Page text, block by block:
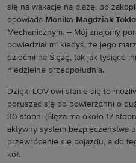
się na wakacje na plażę, bo
opowiada Monika Magdziak-
Mechanicznym. – Mój znajomy
powiedział mi kiedyś, że jego
dziećmi na Ślężę, tak jak tysiące
niedzielne przedpołudnia.
Dzięki LOV-owi stanie się to
poruszać się po powierzchni o
30 stopni (Ślęża ma około 17
aktywny system bezpieczeństwa
przewrócenie się pojazdu, a do
kół.